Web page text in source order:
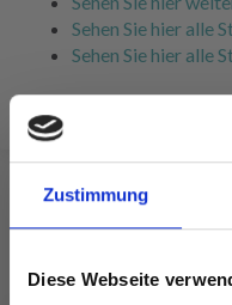
Zustimmung
Diese Webseite
Sehen Sie hier alle
Sehen Sie hier alle